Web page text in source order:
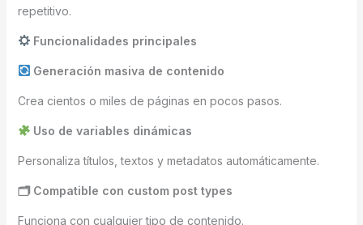
repetitivo.
Funcionalidades principales
Generación masiva de contenido
Crea cientos o miles de páginas en pocos pasos.
Uso de variables dinámicas
Personaliza títulos, textos y metadatos automáticamente.
🗂Compatible con custom post types
Funciona con cualquier tipo de contenido.